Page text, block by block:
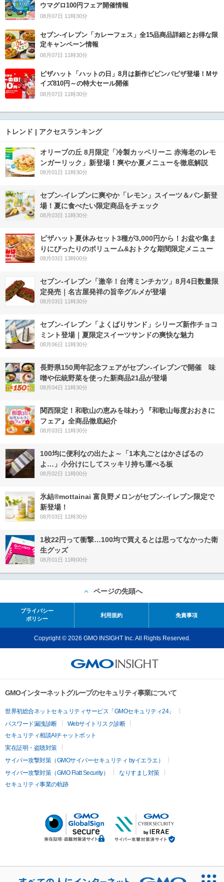
ウマグロ100円フェア開催情報
08月07日 11時30分
セブン‐イレブン「カレーフェス」全15品商品詳細とお得な限
定キャンペーン情報
08月07日 11時30分
ピザハット「ハットの日」8月は新作ビビンバピザ登場！Mサ
イズ810円～の特大セール開催
08月07日 11時30分
トレンド | アクセスランキング
オリーブの丘 8月限定「冷製カッペリーニ 赤海老のレモ
ンガーリック」新登場！爽やか夏メニューを徹底解説
08月01日 11時30分
セブン‐イレブンに爽やか「レモン」スイーツ＆パン新登
場！夏に食べたい限定商品をチェック
08月03日 11時30分
ピザハット夏休みセット3種が3,000円から！お盆や集ま
りにぴったりのボリューム&おトクな期間限定メニュー
08月03日 13時00分
セブン-イレブン「激辛！台湾ミンチカツ」8月4日数量限
定発売｜名古屋発祥の旨辛グルメが登場
08月03日 11時30分
セブン‐イレブン「よくばりサンド」シリーズ新作チョコ
ミント登場｜夏限定スイーツサンドの爽快な魅力
08月06日 11時30分
長野県150周年記念フェアがセブン-イレブンで開催 味
噌や伝統野菜を使った新商品21品が登場
08月04日 11時30分
関西限定！和歌山の恵みを味わう『和歌山毎度おおきに
フェア』全商品徹底紹介
08月03日 11時30分
100均に便利なの出たよ～「1本丸ごとはかさばるの
よ…」小分けにしてスッキリ持ち運べる板
08月02日 11時00分
氷結®mottainai 富良野メロンがセブン‐イレブン限定で
新登場！
08月03日 11時30分
1枚22円って衝撃…100均で買えるとは思ってなかった衛
生グッズ
08月01日 11時00分
ページの先頭へ
プライバシー
ポリシー
利用規約 免責事項
Copyright © 2026 GMO INSIGHT Inc. All Rights Reserved.
GMOインターネットグループのセキュリティ事業について
世界初総合ネットセキュリティサービス「GMOセキュリティ24」
パスワード漏洩診断
Webサイトリスク診断
セキュリティ相談AIチャットボット
実在証明・盗聴対策
サイバー攻撃対策（GMOサイバーセキュリティ byイエラエ）
サイバー攻撃対策（GMO Flatt Security）
なりすまし対策
セキュリティ事業の軌跡